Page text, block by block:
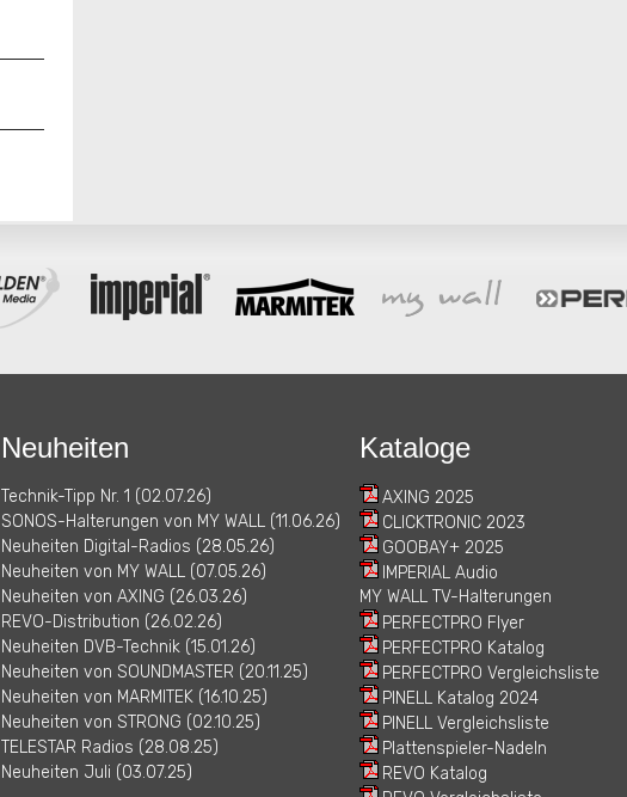
Neuheiten
Technik-Tipp Nr. 1 (02.07.26)
SONOS-Halterungen von MY WALL (11.06.26)
Neuheiten Digital-Radios (28.05.26)
Neuheiten von MY WALL (07.05.26)
Neuheiten von AXING (26.03.26)
REVO-Distribution (26.02.26)
Neuheiten DVB-Technik (15.01.26)
Neuheiten von SOUNDMASTER (20.11.25)
Neuheiten von MARMITEK (16.10.25)
Neuheiten von STRONG (02.10.25)
TELESTAR Radios (28.08.25)
Neuheiten Juli (03.07.25)
Kataloge
AXING 2025
CLICKTRONIC 2023
GOOBAY+ 2025
IMPERIAL Audio
MY WALL TV-Halterungen
PERFECTPRO Flyer
PERFECTPRO Katalog
PERFECTPRO Vergleichsliste
PINELL Katalog 2024
PINELL Vergleichsliste
Plattenspieler-Nadeln
REVO Katalog